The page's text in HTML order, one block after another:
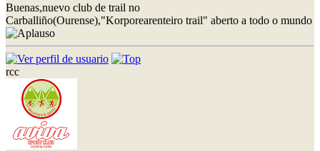
Buenas,nuevo club de trail no
Carballiño(Ourense),"Korporearenteiro trail" aberto a todo o mundo
rcc